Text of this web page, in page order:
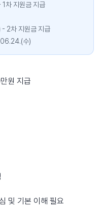
차 지원금 지급
2차 지원금 지급
수)
원 지급
및 기본 이해 필요